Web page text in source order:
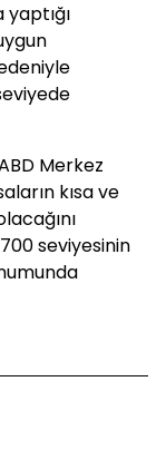
Merkez
kısa ve
seviyesinin